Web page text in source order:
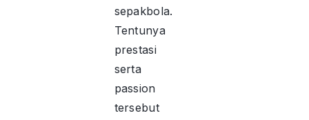
sepakbola.
Tentunya
prestasi
serta
passion
tersebut